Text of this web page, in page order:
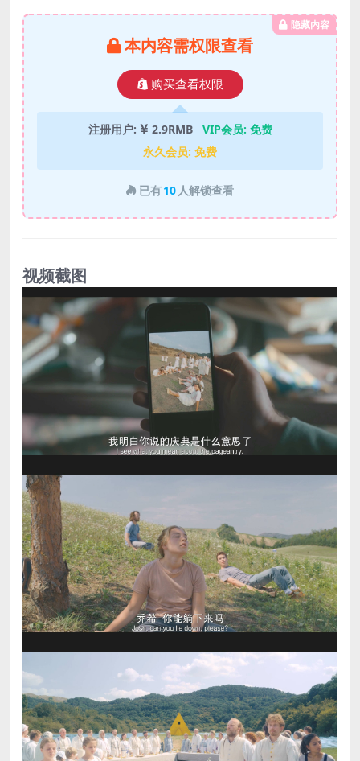
隐藏内容
本内容需权限查看
购买查看权限
注册用户: 2.9RMB VIP会员: 免费
永久会员: 免费
已有10 人解锁查看
视频截图